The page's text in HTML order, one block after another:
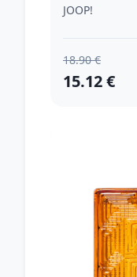
JOOP!
18.90 €
15.12 €